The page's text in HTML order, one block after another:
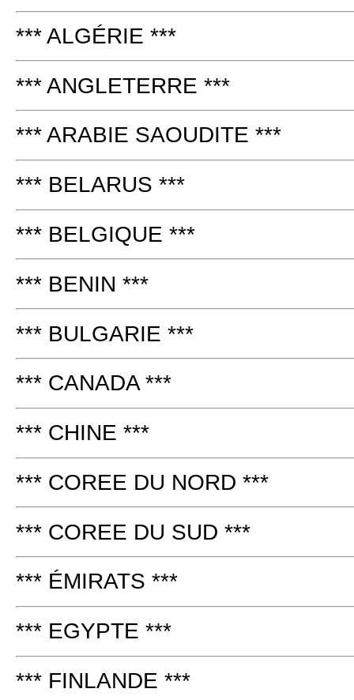
*** ALGÉRIE ***
*** ANGLETERRE ***
*** ARABIE SAOUDITE ***
*** BELARUS ***
*** BELGIQUE ***
*** BENIN ***
*** BULGARIE ***
*** CANADA ***
*** CHINE ***
*** COREE DU NORD ***
*** COREE DU SUD ***
*** ÉMIRATS ***
*** EGYPTE ***
*** FINLANDE ***